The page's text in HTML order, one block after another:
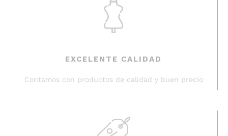
EXCELENTE CALIDAD
Contamos con productos de calidad y buen precio